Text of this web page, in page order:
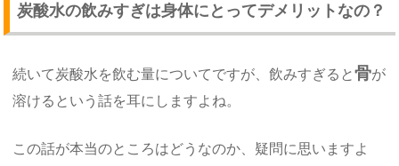
炭酸水の飲みすぎは身体にとってデメリットなの？
続いて炭酸水を飲む量についてですが、飲みすぎると骨が
溶けるという話を耳にしますよね。
この話が本当のところはどうなのか、疑問に思いますよ